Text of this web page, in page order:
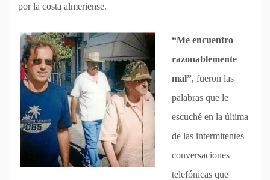
por la costa almeriense.
“Me encuentro
razonablemente
mal”, fueron las
palabras que le
escuché en la última
de las intermitentes
conversaciones
telefónicas que